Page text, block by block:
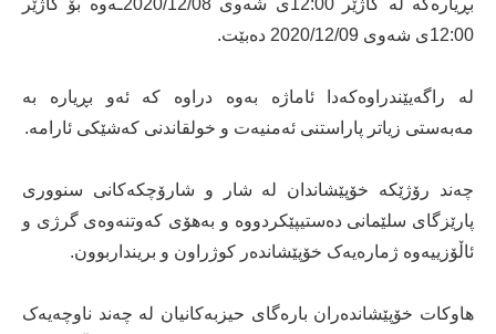
بڕیارەکە لە کاژێر 12:00ی شەوی 2020/12/08ـەوە بۆ کاژێر
12:00ی شەوی 2020/12/09 دەبێت.
لە راگەیێندراوەکەدا ئاماژە بەوە دراوە کە ئەو بڕیارە بە
مەبەستی زیاتر پاراستنی ئەمنیەت و خولقاندنی کەشێکی ئارامە.
چەند رۆژێکە خۆپێشاندان لە شار و شارۆچکەکانی سنووری
پارێزگای سلێمانی دەستیپێکردووە و بەهۆی کەوتنەوەی گرژی و
ئاڵۆزییەوە ژمارەیەک خۆپێشاندەر کوژراون و برینداربوون.
هاوکات خۆپێشاندەران بارەگای حیزبەکانیان لە چەند ناوچەیەک